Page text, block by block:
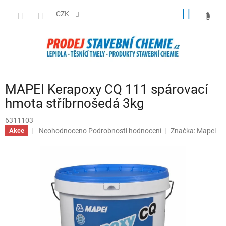
CZK
MAPEI Kerapoxy CQ 111 spárovací
hmota stříbrnošedá 3kg
6311103
Akce
Průměrné
hvězdiček.
Neohodnoceno Podrobnosti hodnocení Značka: Mapei